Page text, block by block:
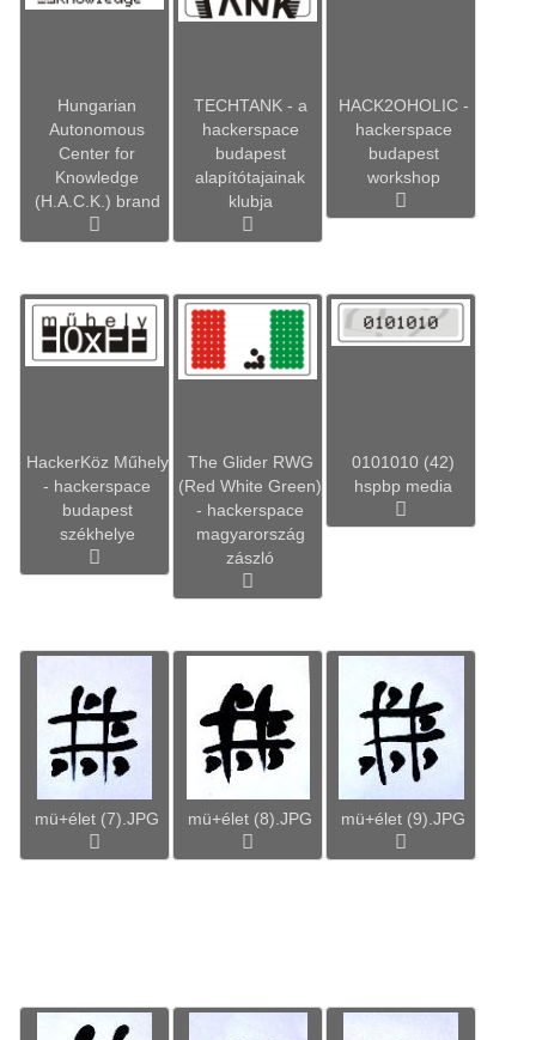
Hungarian
Autonomous
Center for
Knowledge
(H.A.C.K.) brand
TECHTANK - a
hackerspace
budapest
alapítótajainak
klubja
HACK2OHOLIC -
hackerspace
budapest
workshop
HackerKöz Műhely
- hackerspace
budapest
székhelye
The Glider RWG
(Red White Green)
- hackerspace
magyarország
zászló
0101010 (42)
hspbp media
mü+élet (7).JPG mü+élet (8).JPG mü+élet (9).JPG